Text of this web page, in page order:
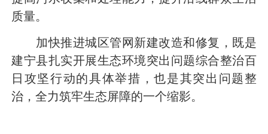
质量。
加快推进城区管网新建改造和修复，既是
建宁县扎实开展生态环境突出问题综合整治百
日攻坚行动的具体举措，也是其突出问题整
治，全力筑牢生态屏障的一个缩影。